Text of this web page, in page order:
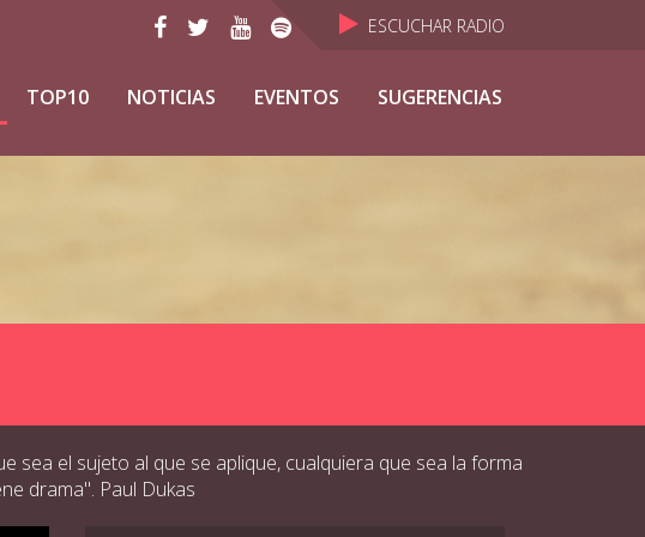
ESCUCHAR RADIO
TOP10 NOTICIAS EVENTOS SUGERENCIAS
sea el sujeto al que se aplique, cualquiera que sea la forma
drama". Paul Dukas